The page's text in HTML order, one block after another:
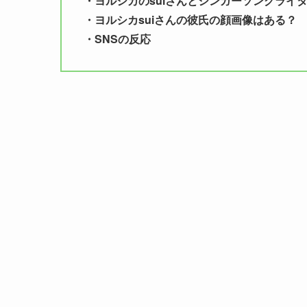
・ヨルシカsuiさんの彼氏の顔画像はある？
・SNSの反応